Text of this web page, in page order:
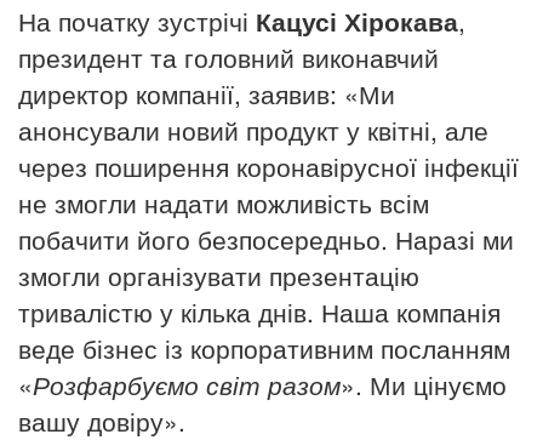
На початку зустрічі Кацусі Хірокава,
президент та головний виконавчий
директор компанії, заявив: «Ми
анонсували новий продукт у квітні, але
через поширення коронавірусної інфекції
не змогли надати можливість всім
побачити його безпосередньо. Наразі ми
змогли організувати презентацію
тривалістю у кілька днів. Наша компанія
веде бізнес із корпоративним посланням
«Розфарбуємо світ разом». Ми цінуємо
вашу довіру».